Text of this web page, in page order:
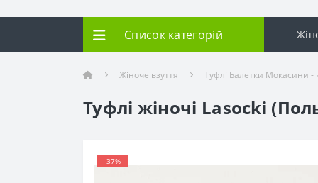
Список категорій
Жіноче взуття Туфлі Балетки Мокасини -
Туфлі жіночі Lasocki
-37%